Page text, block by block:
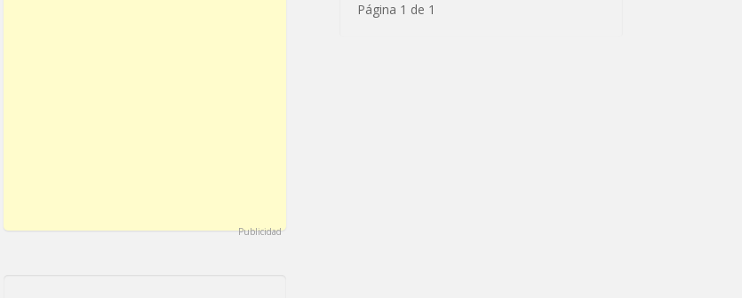
Publicidad
Página 1 de 1